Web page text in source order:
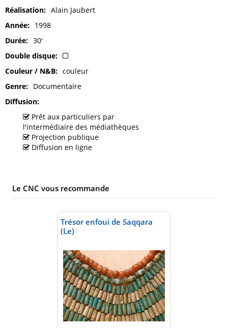
Réalisation
Alain Jaubert
Année
1998
Durée
30'
Double disque
Couleur / N&B
couleur
Genre
Documentaire
Diffusion
Prêt aux particuliers par
l'intermédiaire des médiathèques
Projection publique
Diffusion en ligne
Le CNC vous recommande
Trésor enfoui de Saqqara
(Le)